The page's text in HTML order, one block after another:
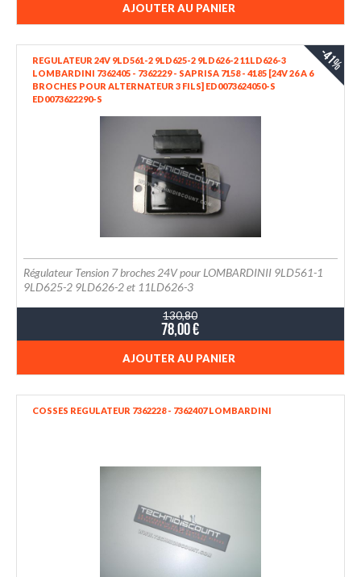
AJOUTER AU PANIER
REGULATEUR 24V 9LD561-2 9LD625-2 9LD626-2 11LD626-3
LOMBARDINI 7362405 - 7362229 - SAPRISA 7158 - 4185 [24V 26 A 6
BROCHES POUR ALTERNATEUR 3 FILS] ED0073624050-S
ED0073622290-S
-41%
Régulateur Tension 7 broches 24V pour LOMBARDINII 9LD561-1
9LD625-2 9LD626-2 et 11LD626-3
130,80
78,00 €
AJOUTER AU PANIER
COSSES REGULATEUR 7362228 - 7362407 LOMBARDINI